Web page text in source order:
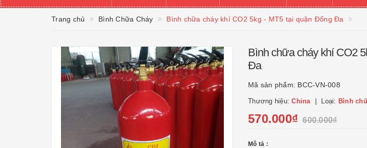
Trang chủ Bình Chữa Cháy Bình chữa cháy khí CO2 5kg - MT5 tại quận Đống Đa
Bình chữa cháy khí CO2
Đa
Mã sản phẩm: BCC-VN-008
Thương hiệu:China Loại: Bình
570.000₫ 600.000₫
Mô tả :